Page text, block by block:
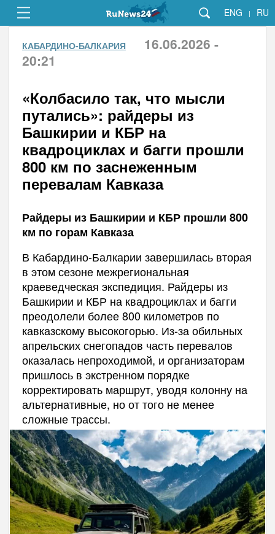
ENG | RU
КАБАРДИНО-БАЛКАРИЯ
16.06.2026 -
20:21
«Колбасило так, что мысли
путались»: райдеры из
Башкирии и КБР на
квадроциклах и багги прошли
800 км по заснеженным
перевалам Кавказа
Райдеры из Башкирии и КБР прошли 800
км по горам Кавказа
В Кабардино-Балкарии завершилась вторая
в этом сезоне межрегиональная
краеведческая экспедиция. Райдеры из
Башкирии и КБР на квадроциклах и багги
преодолели более 800 километров по
кавказскому высокогорью. Из-за обильных
апрельских снегопадов часть перевалов
оказалась непроходимой, и организаторам
пришлось в экстренном порядке
корректировать маршрут, уводя колонну на
альтернативные, но от того не менее
сложные трассы.